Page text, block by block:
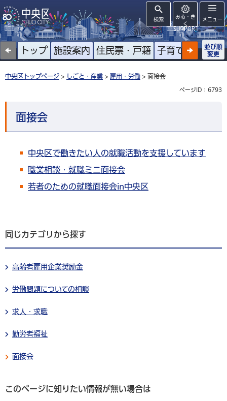
検索
みる・き
く
SUPPORT
メニュー
トップ 施設案内 住民票・戸籍 子育て 高齢者
並び順
変更
中央区トップページ > しごと・産業 > 雇用・労働 > 面接会
ページID：6793
面接会
中央区で働きたい人の就職活動を支援しています
職業相談・就職ミニ面接会
若者のための就職面接会in中央区
同じカテゴリから探す
高齢者雇用企業奨励金
労働問題についての相談
求人・求職
勤労者福祉
面接会
このページに知りたい情報が無い場合は